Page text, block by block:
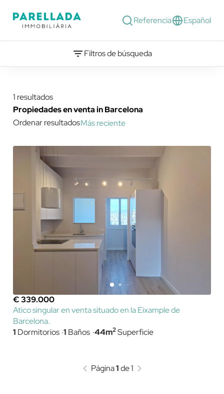
Referencia Español
Filtros de búsqueda
1 resultados
Propiedades en venta in Barcelona
Ordenar resultadosMás reciente
€ 339.000
Atico singular en venta situado en la Eixample de
Barcelona.
1 Dormitorios 1 Baños 44m2Superficie
Página1de 1